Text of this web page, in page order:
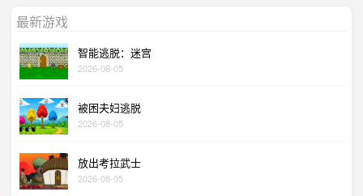
最新游戏
智能逃脱：迷宫
2026-08-05
被困夫妇逃脱
2026-08-05
放出考拉武士
2026-08-05